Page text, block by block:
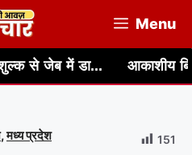
Menu
आकाशीय बिजली एवं तेज
,मध्य प्रदेश 151